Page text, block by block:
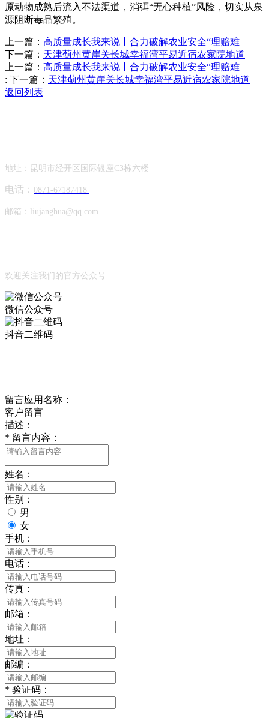
原动物成熟后流入不法渠道，消弭“无心种植”风险，切实从泉
源阻断毒品繁殖。
上一篇： 高质量成长我来说丨合力破解农业安全“理赔难
下一篇： 天津蓟州黄崖关长城幸福湾平易近宿农家院地道
上一篇： 高质量成长我来说丨合力破解农业安全“理赔难
: 下一篇： 天津蓟州黄崖关长城幸福湾平易近宿农家院地道
返回列表
地址：昆明市经开区国际银座C3栋六楼
电话： 0871-67187418
邮箱： liujanghua@qq.com
欢迎关注我们的官方公众号
微信公众号
抖音二维码
留言应用名称：
客户留言
描述：
* 留言内容：
姓名：
性别：
男
女
手机：
电话：
传真：
邮箱：
地址：
邮编：
* 验证码：